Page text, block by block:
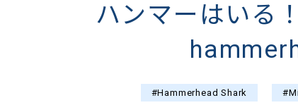
ハンマーはいる
#Hammerhead Shark